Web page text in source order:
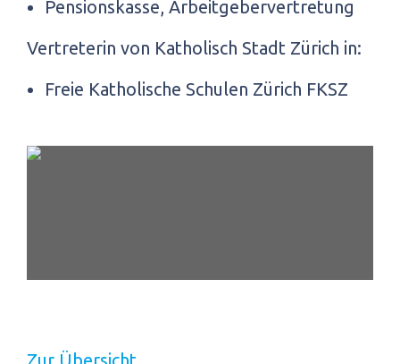
Pensionskasse, Arbeitgebervertretung
Vertreterin von Katholisch Stadt Zürich in:
Freie Katholische Schulen Zürich FKSZ
Zur Übersicht